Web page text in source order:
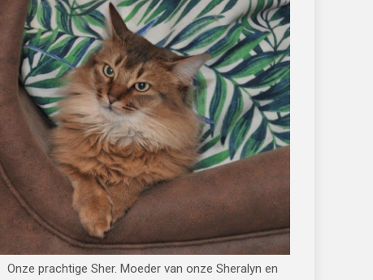
Onze prachtige Sher. Moeder van onze Sheralyn en